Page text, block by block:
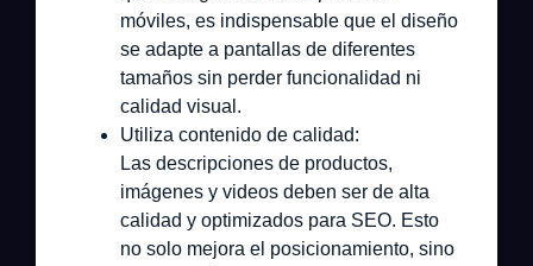
móviles, es indispensable que el diseño
se adapte a pantallas de diferentes
tamaños sin perder funcionalidad ni
calidad visual.
Utiliza contenido de calidad:
Las descripciones de productos,
imágenes y videos deben ser de alta
calidad y optimizados para SEO. Esto
no solo mejora el posicionamiento, sino